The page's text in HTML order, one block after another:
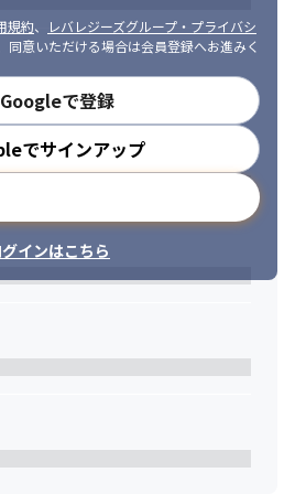
規約、
レバレジーズグループ・プライバシ
同意いただける場合は会員登録へお進みく
Googleで登録
でサインアップ
グインはこちら